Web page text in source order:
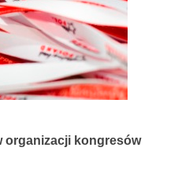
organizacji kongresów